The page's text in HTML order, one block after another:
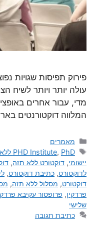
פירוק תפיסות שגויות
עולה יותר ויותר לשיח
מדי, עבור אחרים
המלווה דוקטורנטים
מאמרים
PHD Institute, PhD ללא תזה
יישומי, דוקטורט ללא תזה,
לדוקטורט, כתיבת דוקטורט,
דוקטורט, מסלול ללא תזה,
פרדקין, פרופסור עקיבא
שלישי
כתיבת תגובה